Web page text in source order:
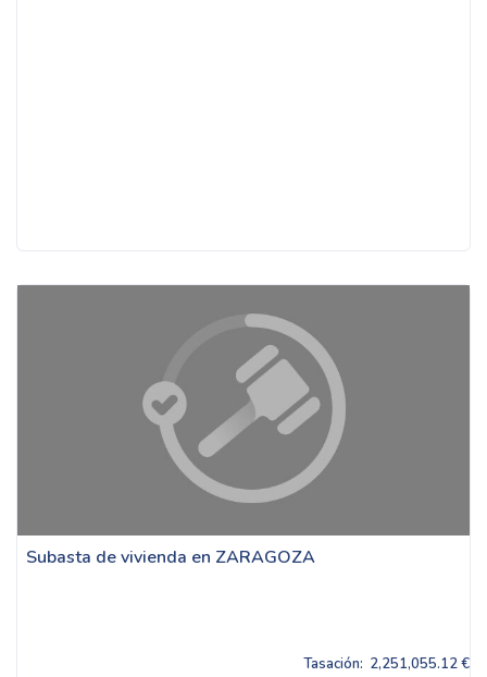
Subasta de vivienda en ZARAGOZA
Tasación: 2,251,055.12 €